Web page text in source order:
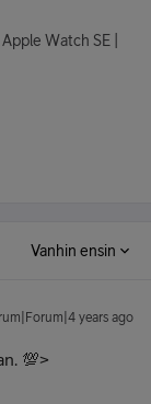
Watch SE |
Vanhin ensin
years ago
💯>